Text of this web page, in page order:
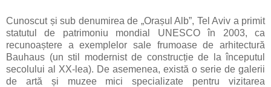
Cunoscut și sub denumirea de „Orașul Alb”, Tel Aviv a primit
statutul de patrimoniu mondial UNESCO în 2003, ca
recunoaștere a exemplelor sale frumoase de arhitectură
Bauhaus (un stil modernist de construcție de la începutul
secolului al XX-lea). De asemenea, există o serie de galerii
de artă și muzee mici specializate pentru vizitarea